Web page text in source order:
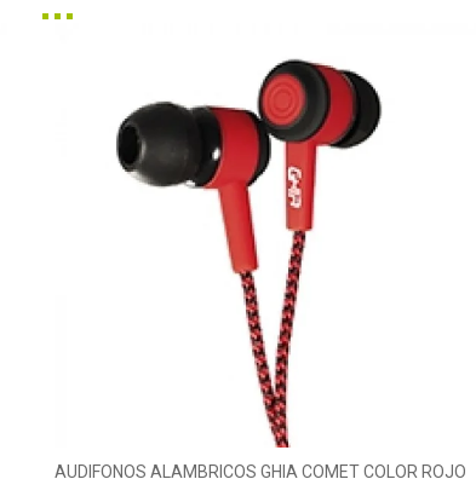
AUDIFONOS ALAMBRICOS GHIA COMET COLOR ROJO